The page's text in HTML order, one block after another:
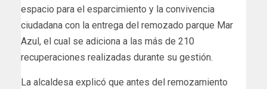
espacio para el esparcimiento y la convivencia
ciudadana con la entrega del remozado parque Mar
Azul, el cual se adiciona a las más de 210
recuperaciones realizadas durante su gestión.
La alcaldesa explicó que antes del remozamiento